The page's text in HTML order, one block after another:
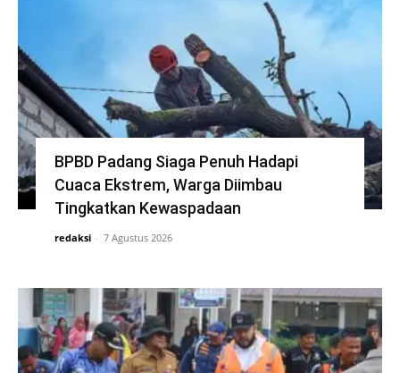
BPBD Padang Siaga Penuh Hadapi
Cuaca Ekstrem, Warga Diimbau
Tingkatkan Kewaspadaan
redaksi - 7 Agustus 2026